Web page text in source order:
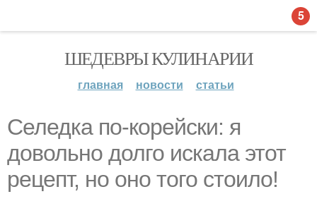
ШЕДЕВРЫ КУЛИНАРИИ
главная новости статьи
Селедка по-корейски: я
довольно долго искала этот
рецепт, но оно того стоило!
5